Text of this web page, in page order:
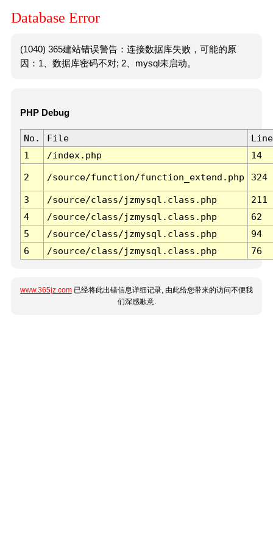
Database Error
(1040) 365建站错误警告：连接数据库失败，可能的原
因：1、数据库密码不对; 2、mysql未启动。
PHP Debug
No. File
Line
1
/index.php 14
2 /source/function/function_extend.php 324
3 /source/class/jzmysql.class.php
211
4
/source/class/jzmysql.class.php
62
5
/source/class/jzmysql.class.php
94
6
/source/class/jzmysql.class.php 76
www.365jz.com 已经将此出错信息详细记录, 由此给您带来的访问不便我
们深感歉意.